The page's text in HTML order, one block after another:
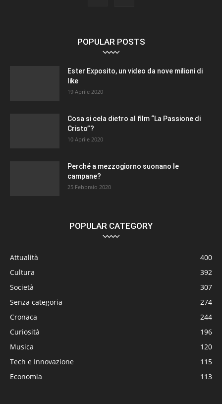
POPULAR POSTS
Ester Exposito, un video da nove milioni di
like
19 Aprile 2020
Cosa si cela dietro al film “La Passione di
Cristo”?
10 Aprile 2020
Perché a mezzogiorno suonano le
campane?
25 Febbraio 2020
POPULAR CATEGORY
Attualità
400
Cultura
392
Società
307
Senza categoria
274
Cronaca
244
Curiosità
196
Musica
120
Tech e Innovazione
115
Economia
113